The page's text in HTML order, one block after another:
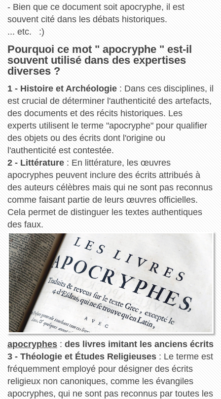
- Bien que ce document soit apocryphe, il est
souvent cité dans les débats historiques.
... etc. :)
Pourquoi ce mot " apocryphe " est-il
souvent utilisé dans des expertises
diverses ?
1 - Histoire et Archéologie: Dans ces disciplines, il
est crucial de déterminer l'authenticité des artefacts,
des documents et des récits historiques. Les
experts utilisent le terme "apocryphe" pour qualifier
des objets ou des écrits dont l'origine ou
l'authenticité est contestée.
2 - Littérature: En littérature, les œuvres
apocryphes peuvent inclure des écrits attribués à
des auteurs célèbres mais qui ne sont pas reconnus
comme faisant partie de leurs œuvres officielles.
Cela permet de distinguer les textes authentiques
des faux.
apocryphes: des livres imitant les anciens écrits
3 - Théologie et Études Religieuses: Le terme est
fréquemment employé pour désigner des écrits
religieux non canoniques, comme les évangiles
apocryphes, qui ne sont pas reconnus par toutes les